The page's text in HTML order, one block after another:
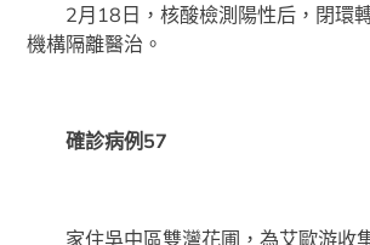
2月18日，核酸檢測陽性后，閉環
機構隔離醫治。
確診病例57
家住吳中區雙灣花圃，為艾歐游收